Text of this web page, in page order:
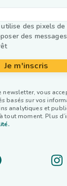
utilise des pixels
des
Je m'inscris
newsletter, vous
basés sur vos
analytiques et
tout moment. Plus